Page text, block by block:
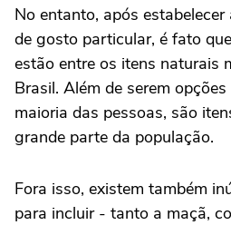
No entanto, após
de gosto particular, é fato
estão entre os itens naturais
Brasil. Além de serem
maioria das pessoas, são
grande parte da população.
Fora isso, existem também
para incluir - tanto a maçã,